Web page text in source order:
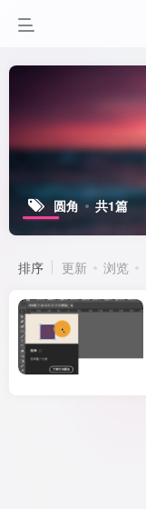
圆角 共1篇
排序 更新 浏览